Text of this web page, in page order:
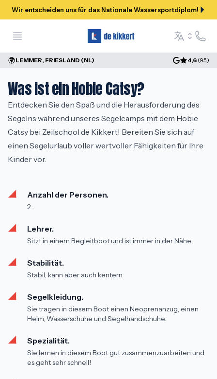
Wir entscheiden uns für das Nationale Wassersportdiplom!
Language
Hilfe
LEMMER, FRIESLAND (NL) 4,6 (95)
Was ist ein Hobie Catsy?
Entdecken Sie den Spaß und die Herausforderung des
Segelns während unseres Segelcamps mit dem Hobie
Catsy bei Zeilschool de Kikkert! Bereiten Sie sich auf
einen Segelurlaub voller wertvoller Fähigkeiten für Ihre
Kinder vor.
Anzahl der Personen.
2.
Lehrer.
Sitzt in einem Begleitboot und ist immer in der Nähe.
Stabilität.
Stabil, kann aber auch kentern.
Segelkleidung.
Sie tragen in diesem Boot einen Neoprenanzug, einen
Helm, Wasserschuhe und Segelhandschuhe.
Spezialität.
Sie lernen in diesem Boot gut zusammenzuarbeiten und
es geht sehr schnell!